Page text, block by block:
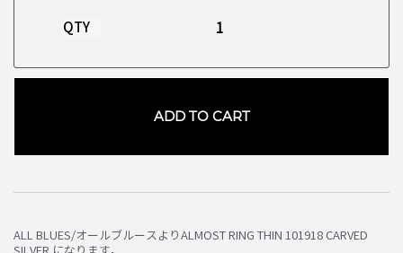
QTY
ADD TO CART
ALL BLUES/オールブルースよりALMOST RING THIN 101918 CARVED